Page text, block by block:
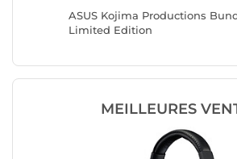
ASUS Kojima Productions
Limited Edition
MEILLEURES